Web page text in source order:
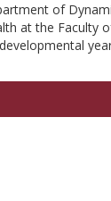
of
at the Faculty